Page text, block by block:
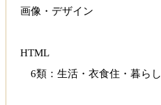
画像・デザイン
HTML
6類：生活・衣食住・暮らし